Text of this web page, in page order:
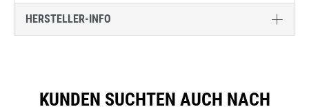
HERSTELLER-INFO
KUNDEN SUCHTEN AUCH NACH